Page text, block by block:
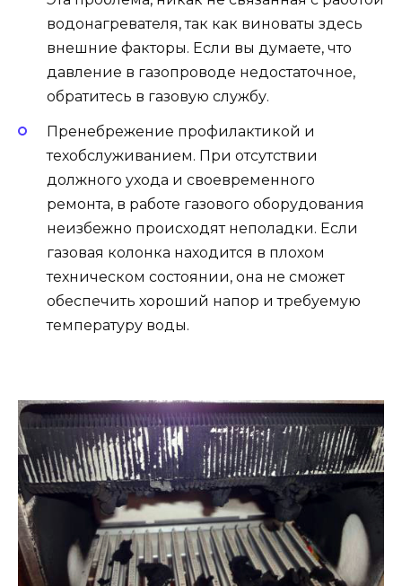
водонагревателя, так как виноваты здесь
внешние факторы. Если вы думаете, что
давление в газопроводе недостаточное,
обратитесь в газовую службу.
Пренебрежение профилактикой и
техобслуживанием. При отсутствии
должного ухода и своевременного
ремонта, в работе газового оборудования
неизбежно происходят неполадки. Если
газовая колонка находится в плохом
техническом состоянии, она не сможет
обеспечить хороший напор и требуемую
температуру воды.